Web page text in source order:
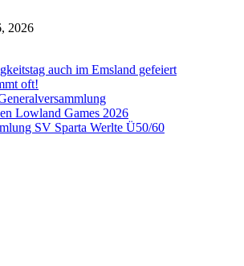
2026
auch im Emsland gefeiert
oft!
Lowland Games 2026
SV Sparta Werlte Ü50/60